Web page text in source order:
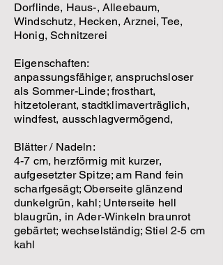
Dorflinde, Haus-, Alleebaum,
Windschutz, Hecken, Arznei, Tee,
Honig, Schnitzerei
Eigenschaften:
anpassungsfähiger, anspruchsloser
als Sommer-Linde; frosthart,
hitzetolerant, stadtklimaverträglich,
windfest, ausschlagvermögend,
Blätter / Nadeln:
4-7 cm, herzförmig mit kurzer,
aufgesetzter Spitze; am Rand fein
scharfgesägt; Oberseite glänzend
dunkelgrün, kahl; Unterseite hell
blaugrün, in Ader-Winkeln braunrot
gebärtet; wechselständig; Stiel 2-5 cm
kahl